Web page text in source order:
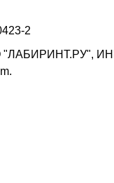
2
"ЛАБИРИНТ.РУ",